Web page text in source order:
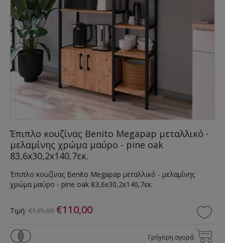
Έπιπλο κουζίνας Benito Megapap μεταλλικό -
μελαμίνης χρώμα μαύρο - pine oak
83,6x30,2x140,7εκ.
Έπιπλο κουζίνας Benito Megapap μεταλλικό - μελαμίνης
χρώμα μαύρο - pine oak 83,6x30,2x140,7εκ.
Τιμή: €135,00 €110,00
Γρήγορη αγορά